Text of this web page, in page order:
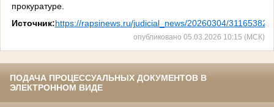
прокуратуре.
Источник:https://rapsinews.ru/judicial_news/20260304/
опубликовано 05.03.2026 10:15 (МСК)
ПОДАЧА ПРОЦЕССУАЛЬНЫХ ДОКУМЕНТОВ В
ЭЛЕКТРОННОМ ВИДЕ